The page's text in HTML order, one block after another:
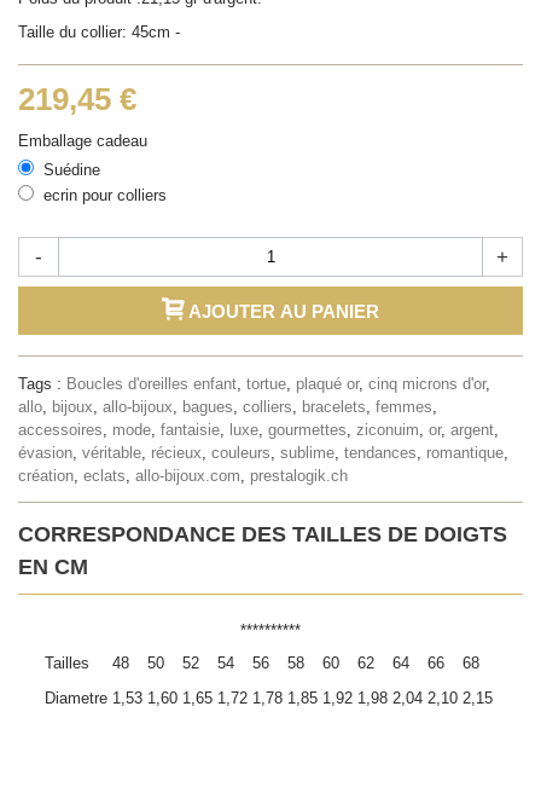
Taille du collier: 45cm -
219,45 €
Emballage cadeau
Suédine
ecrin pour colliers
- +
AJOUTER AU PANIER
Tags : Boucles d'oreilles enfant, tortue, plaqué or, cinq microns d'or,
allo, bijoux, allo-bijoux, bagues, colliers, bracelets, femmes,
accessoires, mode, fantaisie, luxe, gourmettes, ziconuim, or, argent,
évasion, véritable, récieux, couleurs, sublime, tendances, romantique,
création, eclats, allo-bijoux.com, prestalogik.ch
CORRESPONDANCE DES TAILLES DE DOIGTS
EN CM
**********
Tailles
48 50 52 54 56 58 60 62 64 66
68
Diametre 1,53 1,60 1,65 1,72 1,78 1,85 1,92 1,98 2,04 2,10 2,15